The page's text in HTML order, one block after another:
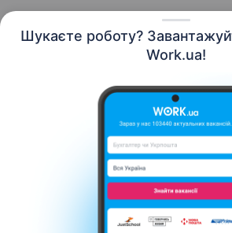
Шукаєте роботу?
Work.ua!
Контакти Про нас
Допомога